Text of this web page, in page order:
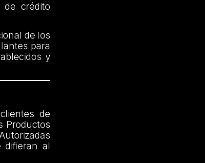
de crédito
de los
para
y
de
Productos
difieran al